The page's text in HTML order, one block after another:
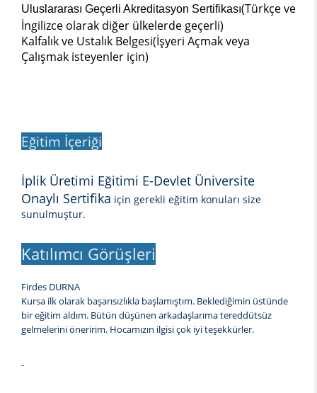
Uluslararası Geçerli Akreditasyon Sertifikası(Türkçe ve
İngilizce olarak diğer ülkelerde geçerli)
Kalfalık ve Ustalık Belgesi(İşyeri Açmak veya
Çalışmak isteyenler için)
Eğitim İçeriği
İplik Üretimi Eğitimi E-Devlet Üniversite
Onaylı Sertifika için gerekli eğitim konuları size
sunulmuştur.
Katılımcı Görüşleri
Firdes DURNA
Kursa ilk olarak başarısızlıkla başlamıştım. Beklediğimin üstünde
bir eğitim aldım. Bütün düşünen arkadaşlarıma tereddütsüz
gelmelerini öneririm. Hocamızın ilgisi çok iyi teşekkürler.
-